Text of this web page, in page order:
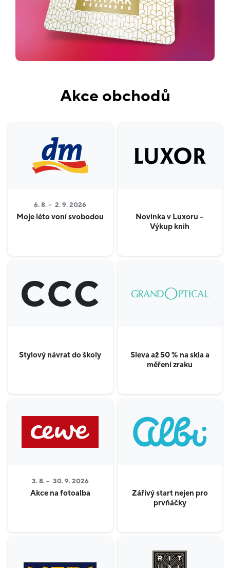
Akce obchodů
6. 8. – 2. 9. 2026
Moje léto voní svobodou
Novinka v Luxoru –
Výkup knih
Stylový návrat do školy
Sleva až 50 % na skla a
měření zraku
3. 8. – 30. 9. 2026
Akce na fotoalba
Zářivý start nejen pro
prvňáčky